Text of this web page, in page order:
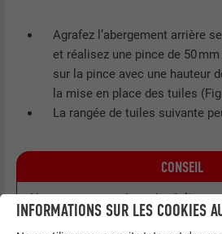
Agrafez l’abergement arrière
et réalisez une pince de 50
sur la pince avec une hauteur
la mise en place des tuiles
La rangée de tuiles suivante
CONSEIL
Nous recommandons de réaliser
les cheminées ou les
INFORMATIONS SUR LES COOKIES